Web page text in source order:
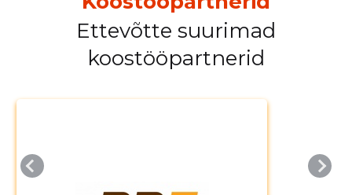
Ettevõtte suurimad
koostööpartnerid